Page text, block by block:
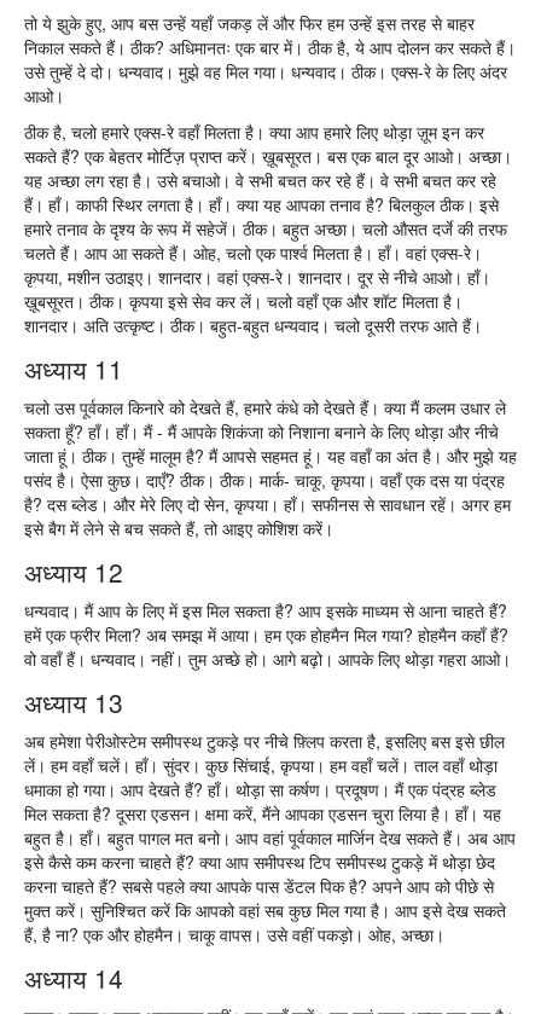
तो ये झुके हुए, आप बस उन्हें यहाँ जकड़ लें और फिर हम उन्हें इस तरह से बाहर
निकाल सकते हैं। ठीक? अधिमानतः एक बार में। ठीक है, ये आप दोलन कर सकते हैं।
उसे तुम्हें दे दो। धन्यवाद। मुझे वह मिल गया। धन्यवाद। ठीक। एक्स-रे के लिए अंदर
आओ।
ठीक है, चलो हमारे एक्स-रे वहाँ मिलता है। क्या आप हमारे लिए थोड़ा ज़ूम इन कर
सकते हैं? एक बेहतर मोर्टिज़ प्राप्त करें। ख़ूबसूरत। बस एक बाल दूर आओ। अच्छा।
यह अच्छा लग रहा है। उसे बचाओ। वे सभी बचत कर रहे हैं। वे सभी बचत कर रहे
हैं। हाँ। काफी स्थिर लगता है। हाँ। क्या यह आपका तनाव है? बिलकुल ठीक। इसे
हमारे तनाव के दृश्य के रूप में सहेजें। ठीक। बहुत अच्छा। चलो औसत दर्जे की तरफ
चलते हैं। आप आ सकते हैं। ओह, चलो एक पार्श्व मिलता है। हाँ। वहां एक्स-रे।
कृपया, मशीन उठाइए। शानदार। वहां एक्स-रे। शानदार। दूर से नीचे आओ। हाँ।
ख़ूबसूरत। ठीक। कृपया इसे सेव कर लें। चलो वहाँ एक और शॉट मिलता है।
शानदार। अति उत्कृष्ट। ठीक। बहुत-बहुत धन्यवाद। चलो दूसरी तरफ आते हैं।
अध्याय 11
चलो उस पूर्वकाल किनारे को देखते हैं, हमारे कंधे को देखते हैं। क्या मैं कलम उधार ले
सकता हूँ? हाँ। हाँ। मैं - मैं आपके शिकंजा को निशाना बनाने के लिए थोड़ा और नीचे
जाता हूं। ठीक। तुम्हें मालूम है? मैं आपसे सहमत हूं। यह वहाँ का अंत है। और मुझे यह
पसंद है। ऐसा कुछ। दाएँ? ठीक। ठीक। मार्क- चाकू, कृपया। वहाँ एक दस या पंद्रह
है? दस ब्लेड। और मेरे लिए दो सेन, कृपया। हाँ। सफीनस से सावधान रहें। अगर हम
इसे बैग में लेने से बच सकते हैं, तो आइए कोशिश करें।
अध्याय 12
धन्यवाद। मैं आप के लिए में इस मिल सकता है? आप इसके माध्यम से आना चाहते हैं?
हमें एक फ्रीर मिला? अब समझ में आया। हम एक होहमैन मिल गया? होहमैन कहाँ हैं?
वो वहाँ हैं। धन्यवाद। नहीं। तुम अच्छे हो। आगे बढ़ो। आपके लिए थोड़ा गहरा आओ।
अध्याय 13
अब हमेशा पेरीओस्टेम समीपस्थ टुकड़े पर नीचे फ़्लिप करता है, इसलिए बस इसे छील
लें। हम वहाँ चलें। हाँ। सुंदर। कुछ सिंचाई, कृपया। हम वहाँ चलें। ताल वहाँ थोड़ा
धमाका हो गया। आप देखते हैं? हाँ। थोड़ा सा कर्षण। प्रदूषण। मैं एक पंद्रह ब्लेड
मिल सकता है? दूसरा एडसन। क्षमा करें, मैंने आपका एडसन चुरा लिया है। हाँ। यह
बहुत है। हाँ। बहुत पागल मत बनो। आप वहां पूर्वकाल मार्जिन देख सकते हैं। अब आप
इसे कैसे कम करना चाहते हैं? क्या आप समीपस्थ टिप समीपस्थ टुकड़े में थोड़ा छेद
करना चाहते हैं? सबसे पहले क्या आपके पास डेंटल पिक है? अपने आप को पीछे से
मुक्त करें। सुनिश्चित करें कि आपको वहां सब कुछ मिल गया है। आप इसे देख सकते
हैं, है ना? एक और होहमैन। चाकू वापस। उसे वहीं पकड़ो। ओह, अच्छा।
अध्याय 14